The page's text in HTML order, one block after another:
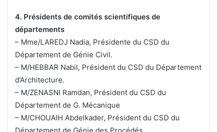
4. Présidents de comités scientifiques de
départements
– Mme/LAREDJ Nadia, Présidente du CSD du
Département de Génie Civil.
– M/HEBBAR Nabil, Président du CSD du Département
d’Architecture.
– M/ZENASNI Ramdan, Président du CSD du
Département de G. Mécanique
– M/CHOUAIH Abdelkader, Président du CSD du